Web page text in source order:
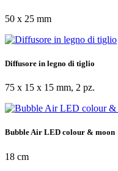
50 x 25 mm
Diffusore in legno di tiglio
75 x 15 x 15 mm, 2 pz.
Bubble Air LED colour & moon
18 cm